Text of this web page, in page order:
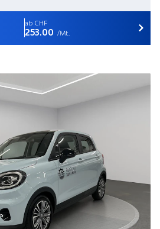
ab CHF
253.00 /Mt.